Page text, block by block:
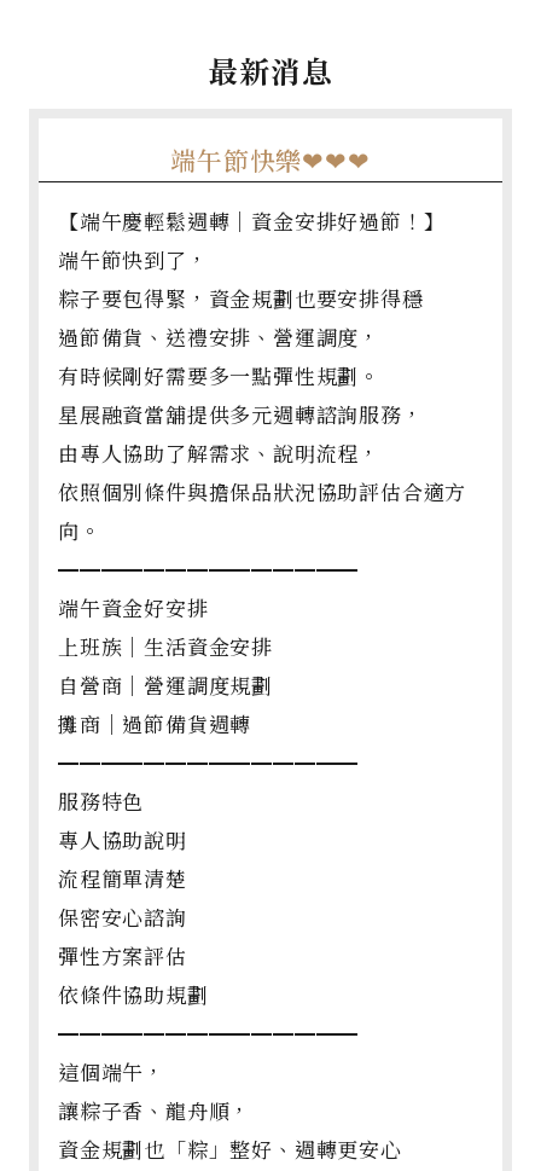
最新消息
端午節快樂❤❤❤
【端午慶輕鬆週轉｜資金安排好過節！】
端午節快到了，
粽子要包得緊，資金規劃也要安排得穩
過節備貨、送禮安排、營運調度，
有時候剛好需要多一點彈性規劃。
星展融資當舖提供多元週轉諮詢服務，
由專人協助了解需求、說明流程，
依照個別條件與擔保品狀況協助評估合適方
向。
━━━━━━━━━━━━━━
端午資金好安排
上班族｜生活資金安排
自營商｜營運調度規劃
攤商｜過節備貨週轉
━━━━━━━━━━━━━━
服務特色
專人協助說明
流程簡單清楚
保密安心諮詢
彈性方案評估
依條件協助規劃
━━━━━━━━━━━━━━
這個端午，
讓粽子香、龍舟順，
資金規劃也「粽」整好、週轉更安心